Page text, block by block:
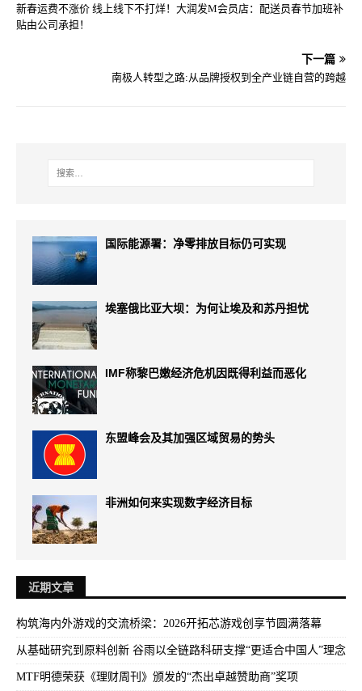
新春运费不涨价 线上线下不打烊！大润发M会员店：配送员春节加班补
贴由公司承担！
下一篇
南极人转型之路:从品牌授权到全产业链自营的跨越
国际能源署：净零排放目标仍可实现
埃塞俄比亚大坝：为何让埃及和苏丹担忧
IMF称黎巴嫩经济危机因既得利益而恶化
东盟峰会及其加强区域贸易的势头
非洲如何来实现数字经济目标
近期文章
构筑海内外游戏的交流桥梁：2026开拓芯游戏创享节圆满落幕
从基础研究到原料创新 谷雨以全链路科研支撑“更适合中国人”理念
MTF明德荣获《理财周刊》颁发的“杰出卓越赞助商”奖项